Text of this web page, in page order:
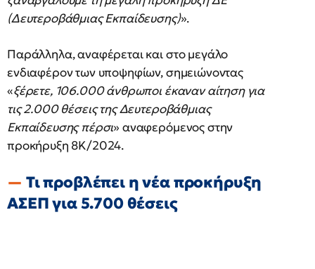
(Δευτεροβάθμιας Εκπαίδευσης)».
Παράλληλα, αναφέρεται και στο μεγάλο
ενδιαφέρον των υποψηφίων, σημειώνοντας
«ξέρετε, 106.000 άνθρωποι έκαναν αίτηση για
τις 2.000 θέσεις της Δευτεροβάθμιας
Εκπαίδευσης πέρσι» αναφερόμενος στην
προκήρυξη 8Κ/2024.
Τι προβλέπει η νέα προκήρυξη
ΑΣΕΠ για 5.700 θέσεις